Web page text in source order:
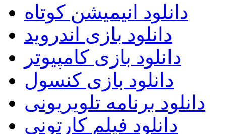
دانلود انیمیشن کوتاه
دانلود بازی اندروید
دانلود بازی کامپیوتر
دانلود بازی کنسول
دانلود برنامه تلویریونی
دانلود فیلم کارتونی